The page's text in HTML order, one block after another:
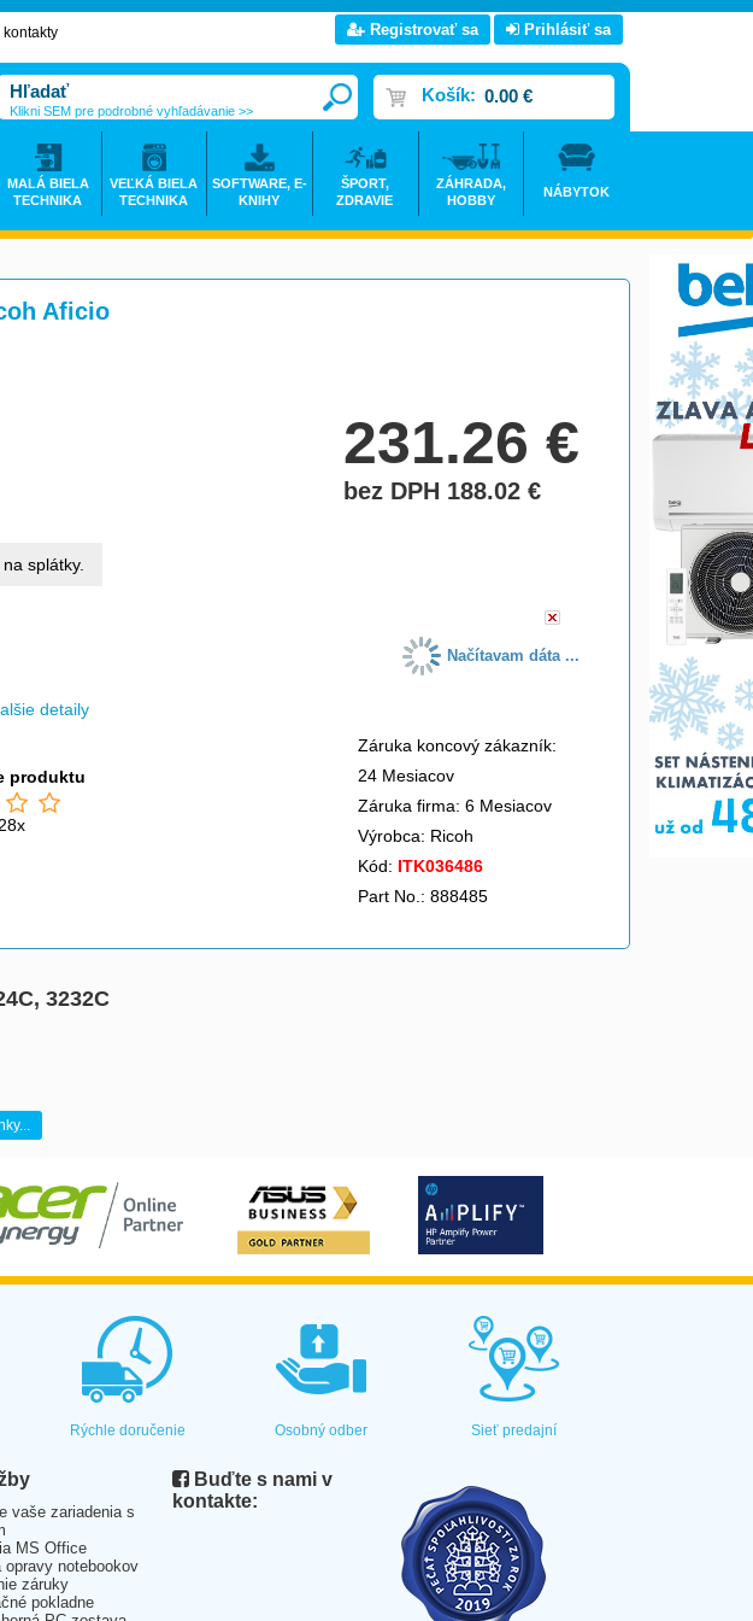
Aficio
231.26€
bez DPH 188.02€
splátky.
Načítavam dáta ...
detaily
produktu
Záruka koncový zákazník:
24 Mesiacov
Záruka firma: 6 Mesiacov
Výrobca: Ricoh
Kód: ITK036486
Part No.: 888485
3232C
kontakty
Registrovať sa Prihlásiť sa
Košík: 0.00 €
Klikni SEM pre podrobné vyhľadávanie >>
MALÁ BIELA
TECHNIKA
VEĽKÁ BIELA
TECHNIKA
SOFTWARE, E-
KNIHY
ŠPORT,
ZDRAVIE
ZÁHRADA,
HOBBY
NÁBYTOK
Rýchle doručenie Osobný odber Sieť predajní
vaše zariadenia s
MS Office
opravy notebookov
záruky
pokladne
Buďte s nami v
kontakte: